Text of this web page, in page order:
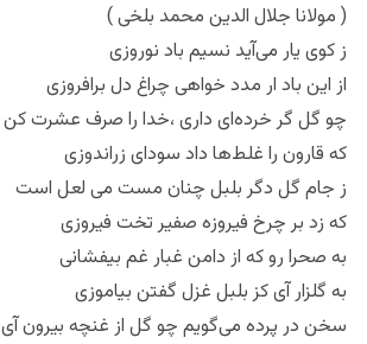
( مولانا جلال الدین محمد بلخی )
ز کوی یار می‌آید نسیم باد نوروزی
از این باد ار مدد خواهی چراغ دل برافروزی
چو گل گر خرده‌ای داری ،خدا را صرف عشرت کن
که قارون را غلط‌ها داد سودای زراندوزی
ز جام گل دگر بلبل چنان مست می لعل است
که زد بر چرخ فیروزه صفیر تخت فیروزی
به صحرا رو که از دامن غبار غم بیفشانی
به گلزار آی کز بلبل غزل گفتن بیاموزی
سخن در پرده می‌گویم چو گل از غنچه بیرون آی